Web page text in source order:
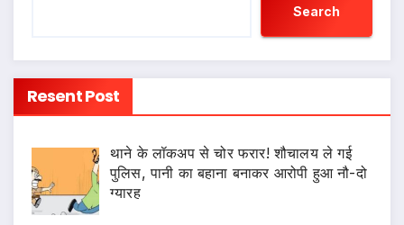
Search
Resent Post
थाने के लॉकअप से चोर फरार! शौचालय ले गई
पुलिस, पानी का बहाना बनाकर आरोपी हुआ नौ-दो
ग्यारह